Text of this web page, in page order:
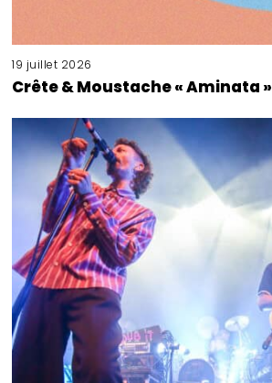
19 juillet 2026
Crête & Moustache « Aminata »